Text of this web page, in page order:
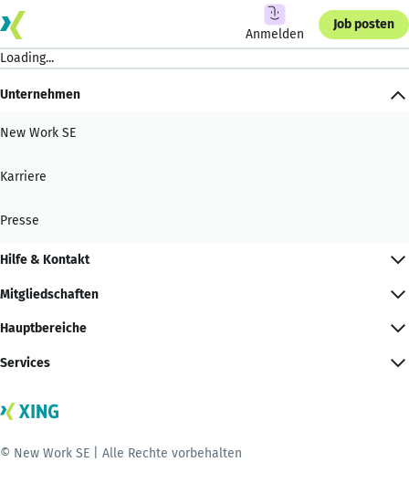
Anmelden
Job posten
Loading...
Unternehmen
New Work SE
Karriere
Presse
Hilfe & Kontakt
Mitgliedschaften
Hauptbereiche
Services
© New Work SE | Alle Rechte vorbehalten